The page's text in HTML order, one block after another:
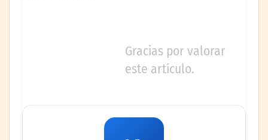
Gracias por valorar
este artículo.